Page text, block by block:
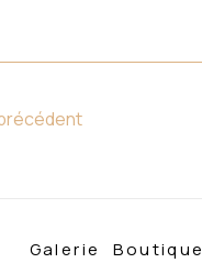
Galerie Boutique